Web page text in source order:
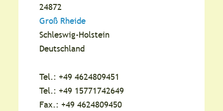
24872
Groß Rheide
Schleswig-Holstein
Deutschland
Tel.: +49 4624809451
Tel.: +49 15771742649
Fax.: +49 4624809450